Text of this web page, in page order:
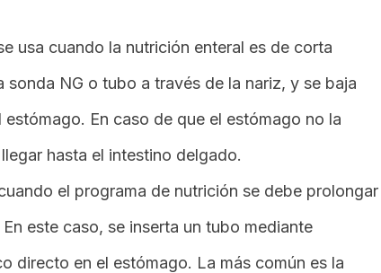
usa cuando la nutrición enteral es de corta
sonda NG o tubo a través de la nariz, y se baja
En caso de que el estómago no la
hasta el intestino delgado.
el programa de nutrición se debe prolongar
este caso, se inserta un tubo mediante
directo en el estómago. La más común es la